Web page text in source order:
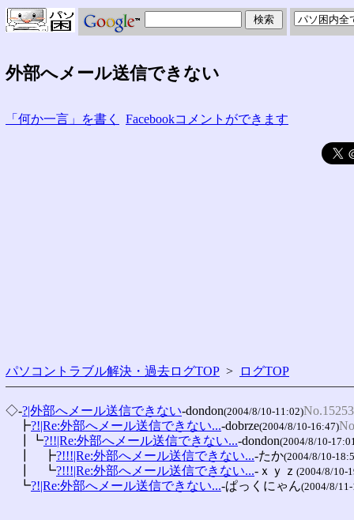
外部へメール送信できない
「何か一言」を書く Facebookコメントができます
パソコントラブル解決・過去ログTOP > ログTOP
◇-?|外部へメール送信できない-dondon(2004/8/10-11:02)
┣?!|Re:外部へメール送信できない...-dobrze(2004/8/10-16:47)
┃┗?!!|Re:外部へメール送信できない...-dondon(2004/8/10-
┃　┣?!!!|Re:外部へメール送信できない...-たか(2004/8/10-
┃　┗?!!!|Re:外部へメール送信できない...-ｘｙｚ (2004/8/10-
┗?!|Re:外部へメール送信できない...-ぱっくにゃん(2004/8/